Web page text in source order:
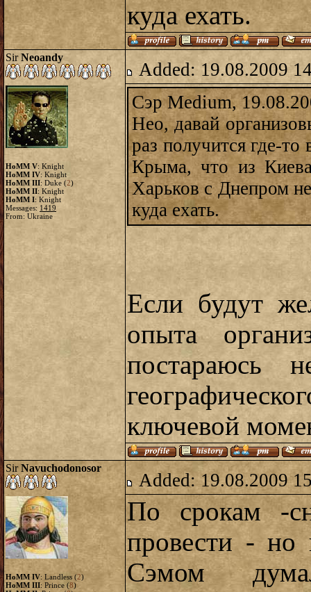
куда ехать.
SirNeoandy
HoMM V: Knight
HoMM IV: Knight
HoMM III: Duke (2)
HoMM II: Knight
HoMM I: Knight
Messages: 1419
From: Ukraine
Added: 19.08.2009
Сэр Medium,
Нео, давай
раз получится где-
Крыма, что из
Харьков с Днепром
куда ехать.
Если будут
опыта
постараюсь
ключевой
SirNavuchodonosor
HoMM IV: Landless (2)
HoMM III: Prince (8)
Added: 19.08.2009
По срокам -
провести - но
Сэмом